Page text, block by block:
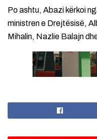
Po ashtu, Abazi kërkoi
ministren e Drejtësisë,
Mihalin, Nazlie Balajn